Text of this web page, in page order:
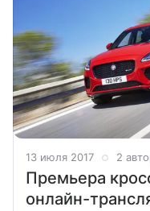
13 июля 2017 2
Премьера
онлайн-